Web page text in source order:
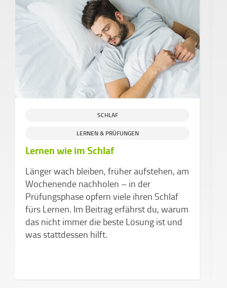
SCHLAF
LERNEN & PRÜFUNGEN
Lernen wie im Schlaf
Länger wach bleiben, früher aufstehen, am
Wochenende nachholen – in der
Prüfungsphase opfern viele ihren Schlaf
fürs Lernen. Im Beitrag erfährst du, warum
das nicht immer die beste Lösung ist und
was stattdessen hilft.